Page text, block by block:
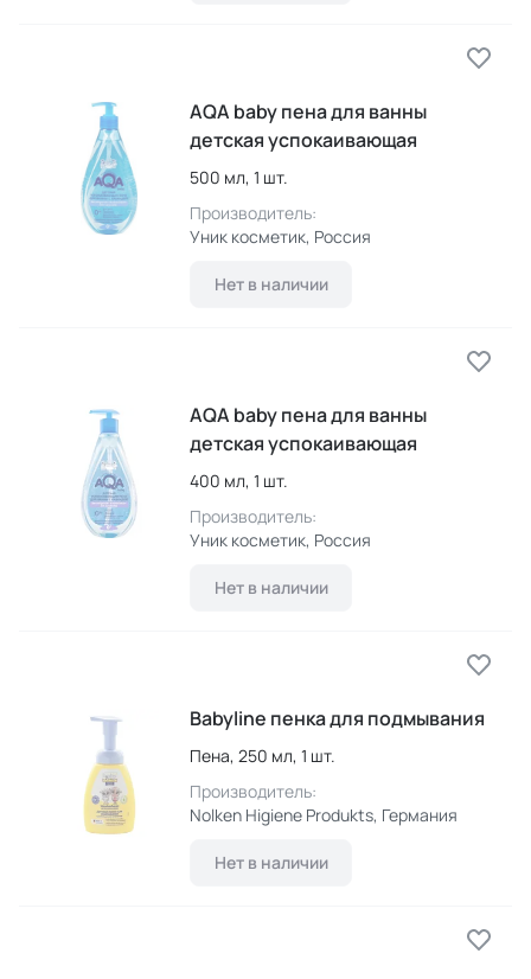
AQA baby пена для ванны
детская успокаивающая
500 мл, 1 шт.
Производитель:
Уник косметик, Россия
Нет в наличии
AQA baby пена для ванны
детская успокаивающая
400 мл, 1 шт.
Производитель:
Уник косметик, Россия
Нет в наличии
Babyline пенка для подмывания
Пена, 250 мл, 1 шт.
Производитель:
Nolken Higiene Produkts, Германия
Нет в наличии